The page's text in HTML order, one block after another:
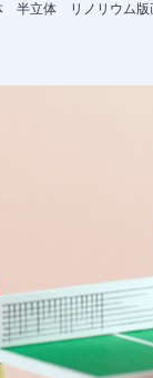
半立体 リノリウム